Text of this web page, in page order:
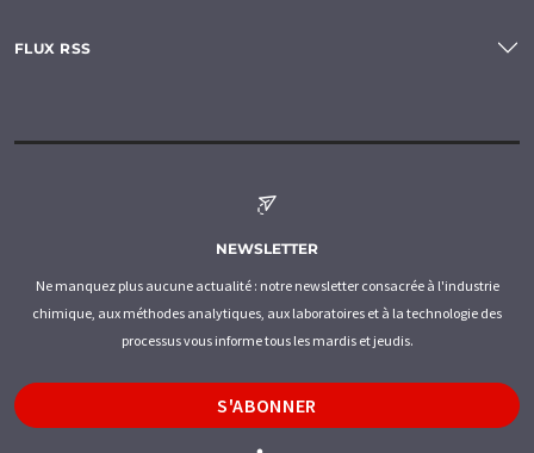
FLUX RSS
NEWSLETTER
Ne manquez plus aucune actualité : notre newsletter consacrée à l'industrie
chimique, aux méthodes analytiques, aux laboratoires et à la technologie des
processus vous informe tous les mardis et jeudis.
S'ABONNER